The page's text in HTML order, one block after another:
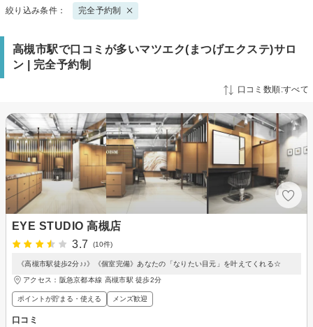
絞り込み条件： 完全予約制
高槻市駅で口コミが多いマツエク(まつげエクステ)サロ
ン | 完全予約制
口コミ数順:すべて
EYE STUDIO 高槻店
3.7
(10件)
《高槻市駅徒歩2分♪♪》《個室完備》あなたの「なりたい目元」を叶えてくれる☆
アクセス：阪急京都本線 高槻市駅 徒歩2分
ポイントが貯まる・使える メンズ歓迎
口コミ